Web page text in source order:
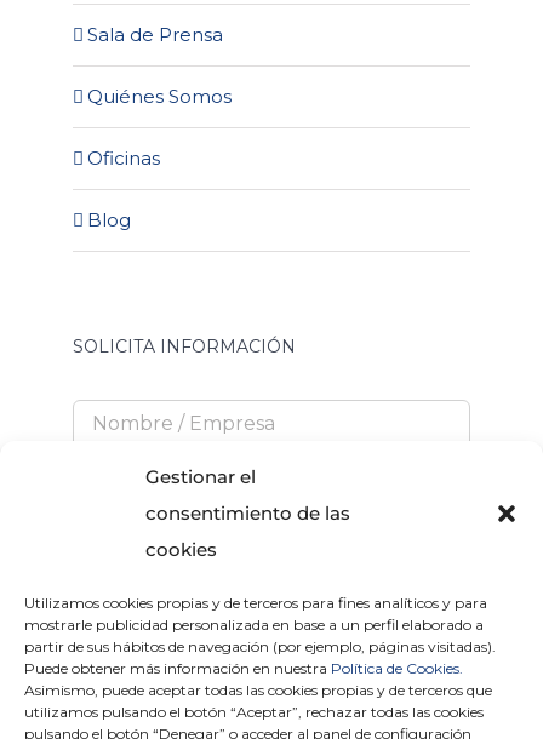
Gestionar el
consentimiento de las
cookies
Utilizamos cookies propias y de terceros para fines analíticos y para
mostrarle publicidad personalizada en base a un perfil elaborado a
partir de sus hábitos de navegación (por ejemplo, páginas visitadas).
Puede obtener más información en nuestra Política de Cookies.
Asimismo, puede aceptar todas las cookies propias y de terceros que
utilizamos pulsando el botón “Aceptar”, rechazar todas las cookies
pulsando el botón “Denegar” o acceder al panel de configuración
Sala de Prensa
Quiénes Somos
Oficinas
Blog
SOLICITA INFORMACIÓN
He leído y acepto laPolítica de Privacidad
×